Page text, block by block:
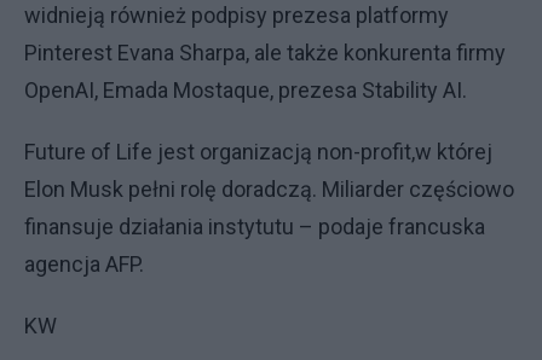
widnieją również podpisy prezesa platformy
Pinterest Evana Sharpa, ale także konkurenta firmy
OpenAI, Emada Mostaque, prezesa Stability AI.
Future of Life jest organizacją non-profit,w której
Elon Musk pełni rolę doradczą. Miliarder częściowo
finansuje działania instytutu – podaje francuska
agencja AFP.
KW